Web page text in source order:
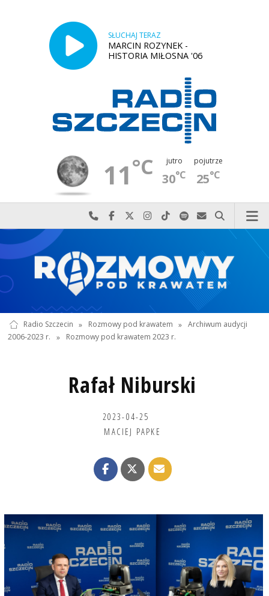
SŁUCHAJ TERAZ
MARCIN ROZYNEK -
HISTORIA MIŁOSNA '06
11°C jutro
30°C
pojutrze
25°C
Najlepiej po prostu do nas zadzwoń
Odwiedź nas na Facebook-u
Odwiedź nas na X
Odwiedź nas na Instagram-ie
Odwiedź nas na TikTok-u
Szukaj nas na Spotify
Wyślij do nas
Szukaj
Radio Szczecin » Rozmowy pod krawatem » Archiwum audycji
2006-2023 r.
» Rozmowy pod krawatem 2023 r.
Rafał Niburski
2023-04-25
MACIEJ PAPKE